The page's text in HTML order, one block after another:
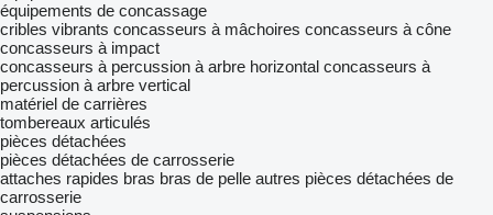
équipements de concassage
cribles vibrants concasseurs à mâchoires concasseurs à cône
concasseurs à impact
concasseurs à percussion à arbre horizontal concasseurs à
percussion à arbre vertical
matériel de carrières
tombereaux articulés
pièces détachées
pièces détachées de carrosserie
attaches rapides bras bras de pelle autres pièces détachées de
carrosserie